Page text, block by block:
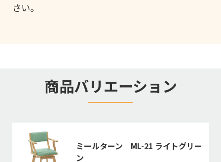
さい。
商品バリエーション
ミールターン ML-21 ライトグリー
ン